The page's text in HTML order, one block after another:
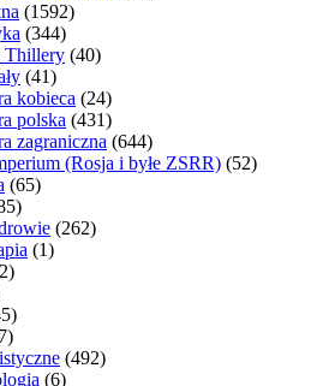
(1592)
(344)
Thillery (40)
(41)
kobieca (24)
polska (431)
zagraniczna (644)
(Rosja i byłe ZSRR) (52)
(65)
(262)
(1)
(492)
(6)